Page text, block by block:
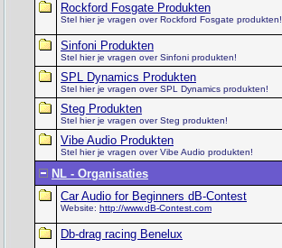
Rockford Fosgate Produkten
Stel hier je vragen over Rockford Fosgate produkten!
Sinfoni Produkten
Stel hier je vragen over Sinfoni produkten!
SPL Dynamics Produkten
Stel hier je vragen over SPL Dynamics produkten!
Steg Produkten
Stel hier je vragen over Steg produkten!
Vibe Audio Produkten
Stel hier je vragen over Vibe Audio produkten!
NL - Organisaties
Car Audio for Beginners dB-Contest
Website: http://www.dB-Contest.com
Db-drag racing Benelux